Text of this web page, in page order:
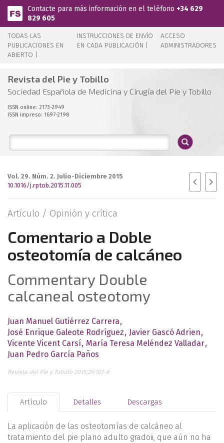
Pasar al contenido principal
Contacte para más información en el teléfono +34 629
829 605
TODAS LAS
PUBLICACIONES EN
ABIERTO |
INSTRUCCIONES DE ENVÍO
EN CADA PUBLICACIÓN |
ACCESO
ADMINISTRADORES
Revista del Pie y Tobillo
Sociedad Española de Medicina y Cirugía del Pie y Tobillo
ISSN online: 2173-2949
ISSN impreso: 1697-2198
Vol. 29. Núm. 2. Julio-Diciembre 2015
10.1016/j.rptob.2015.11.005
Artículo / Opinión y crítica
Comentario a Doble
osteotomía de calcáneo
Commentary Double
calcaneal osteotomy
Juan Manuel Gutiérrez Carrera
José Enrique Galeote Rodríguez
Javier Gascó Adrien
Vicente Vicent Carsí María Teresa Meléndez Valladar
Juan Pedro García Paños
Revista del Pie y Tobillo 2015;29:107-8
Artículo Detalles Descargas
La aplicación de las osteotomías de calcáneo al
tratamiento del pie plano adulto gradoii, que aún no ha